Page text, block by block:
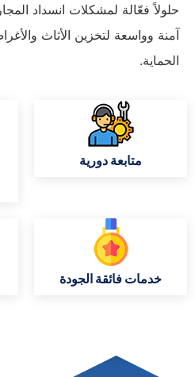
حلولاً فعّالة لمشكلات انسداد
آمنة وواسعة لتخزين الأثاث
الحماية.
متابعة دورية
خدمات فائقة الجودة